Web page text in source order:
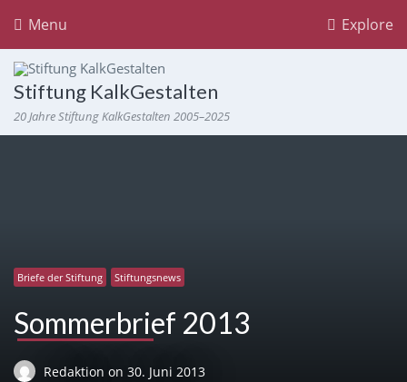
Explore
Menu
Stiftung KalkGestalten
20 Jahre Stiftung KalkGestalten 2005–2025
Briefe der Stiftung Stiftungsnews
Sommerbrief 2013
Redaktion on 30. Juni 2013